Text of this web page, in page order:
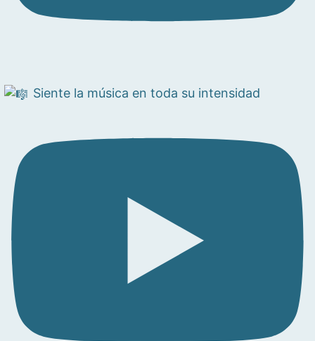
Siente la música en toda su intensidad